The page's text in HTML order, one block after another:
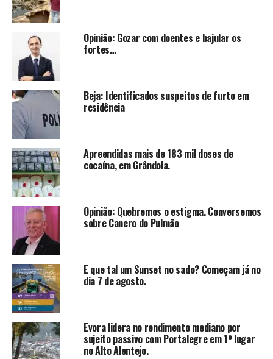
Opinião: Gozar com doentes e bajular os
fortes…
Beja: Identificados suspeitos de furto em
residência
Apreendidas mais de 183 mil doses de
cocaína, em Grândola.
Opinião: Quebremos o estigma. Conversemos
sobre Cancro do Pulmão
E que tal um Sunset no sado? Começam já no
dia 7 de agosto.
Évora lidera no rendimento mediano por
sujeito passivo com Portalegre em 1º lugar
no Alto Alentejo.